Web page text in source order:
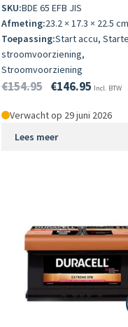
SKU:BDE 65 EFB JIS
Afmeting:23.2 × 17.3 × 22.5 cm
Toepassing:Start accu,
stroomvoorziening,
Stroomvoorziening
€154.95 €146.95 Incl. BTW
Verwacht op 29 juni 2026
Lees meer